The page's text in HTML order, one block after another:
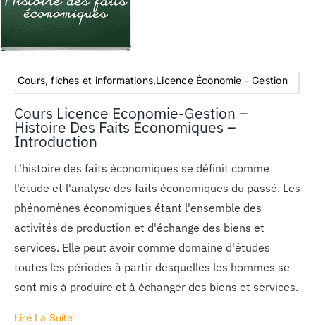
Cours, fiches et informations,Licence Économie - Gestion
Cours Licence Economie-Gestion –
Histoire Des Faits Économiques –
Introduction
L'histoire des faits économiques se définit comme
l'étude et l'analyse des faits économiques du passé. Les
phénomènes économiques étant l'ensemble des
activités de production et d'échange des biens et
services. Elle peut avoir comme domaine d'études
toutes les périodes à partir desquelles les hommes se
sont mis à produire et à échanger des biens et services.
Lire La Suite